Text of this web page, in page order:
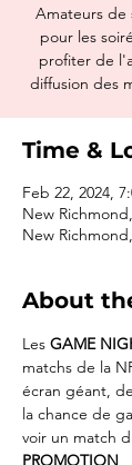
Amateurs de
pour les
profiter de
diffusion des
Time &
Feb 22, 2024,
New
New
About
Les GAME
matchs de la
écran géant,
la chance de
voir un match
PROMOTION